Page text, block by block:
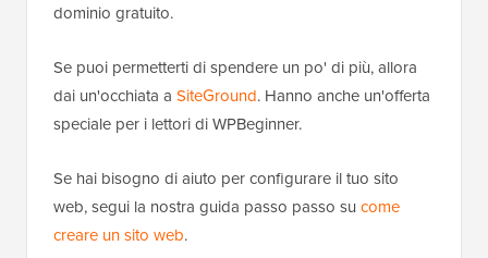
dominio gratuito.
Se puoi permetterti di spendere un po' di più, allora
dai un'occhiata a SiteGround. Hanno anche un'offerta
speciale per i lettori di WPBeginner.
Se hai bisogno di aiuto per configurare il tuo sito
web, segui la nostra guida passo passo su come
creare un sito web.